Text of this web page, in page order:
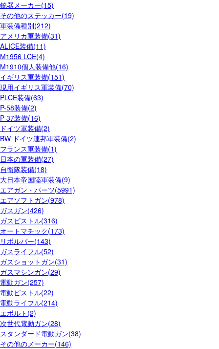
銃器メーカー(15)
その他のステッカー(19)
軍装備種別(212)
アメリカ軍装備(31)
ALICE装備(11)
M1956 LCE(4)
M1910個人装備他(16)
イギリス軍装備(151)
現用イギリス軍装備(70)
PLCE装備(63)
P-58装備(2)
P-37装備(16)
ドイツ軍装備(2)
BW ドイツ連邦軍装備(2)
フランス軍装備(1)
日本の軍装備(27)
自衛隊装備(18)
大日本帝国陸軍装備(9)
エアガン・パーツ(5991)
エアソフトガン(978)
ガスガン(426)
ガスピストル(316)
オートマチック(173)
リボルバー(143)
ガスライフル(52)
ガスショットガン(31)
ガスマシンガン(29)
電動ガン(257)
電動ピストル(22)
電動ライフル(214)
エボルト(2)
次世代電動ガン(28)
スタンダード電動ガン(38)
その他のメーカー(146)